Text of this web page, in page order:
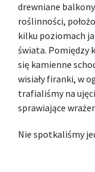
drewniane
roślinności,
kilku poziomach
świata. Pomiędzy
się kamienne
wisiały firanki, w
trafialiśmy na
sprawiające
Nie spotkaliśmy